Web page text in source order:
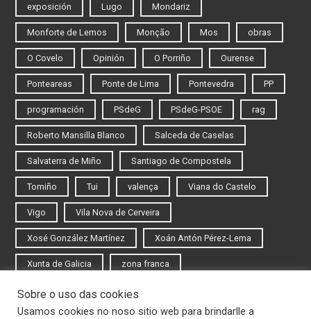
exposición Lugo Mondariz
Monforte de Lemos Monção Mos obras
O Covelo Opinión O Porriño Ourense
Ponteareas Ponte de Lima Pontevedra PP
programación PSdeG PSdeG-PSOE rag
Roberto Mansilla Blanco Salceda de Caselas
Salvaterra de Miño Santiago de Compostela
Tomiño Tui valença Viana do Castelo
Vigo Vila Nova de Cerveira
Xosé González Martínez Xoán Antón Pérez-Lema
Xunta de Galicia zona franca
Iniciar sesión
Sobre o uso das cookies
Usamos cookies no noso sitio web para brindarlle a